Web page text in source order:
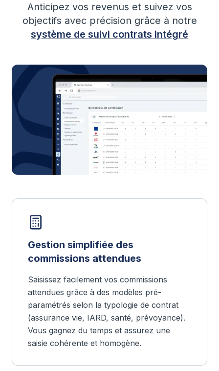
Anticipez vos revenus et suivez vos
objectifs avec précision grâce à notre
système de suivi contrats intégré
Gestion simplifiée des
commissions attendues
Saisissez facilement vos commissions
attendues grâce à des modèles pré-
paramétrés selon la typologie de contrat
(assurance vie, IARD, santé, prévoyance).
Vous gagnez du temps et assurez une
saisie cohérente et homogène.